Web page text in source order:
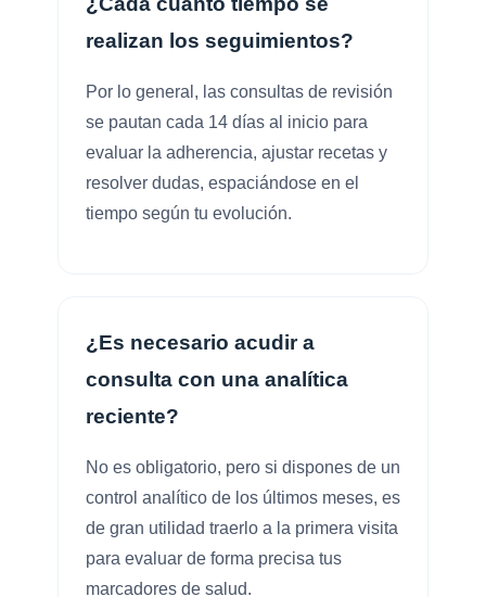
realizan los seguimientos?
Por lo general, las consultas de revisión
se pautan cada 14 días al inicio para
evaluar la adherencia, ajustar recetas y
resolver dudas, espaciándose en el
tiempo según tu evolución.
¿Es necesario acudir a
consulta con una analítica
reciente?
No es obligatorio, pero si dispones de un
control analítico de los últimos meses, es
de gran utilidad traerlo a la primera visita
para evaluar de forma precisa tus
marcadores de salud.